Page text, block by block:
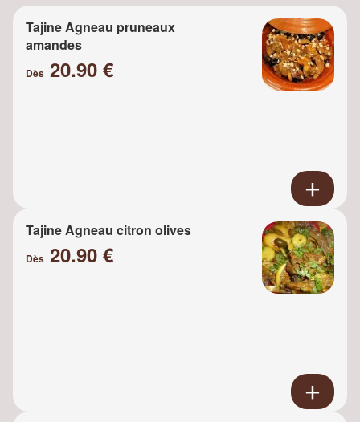
Tajine Agneau pruneaux
amandes
Dès 20.90 €
Tajine Agneau citron olives
Dès 20.90 €